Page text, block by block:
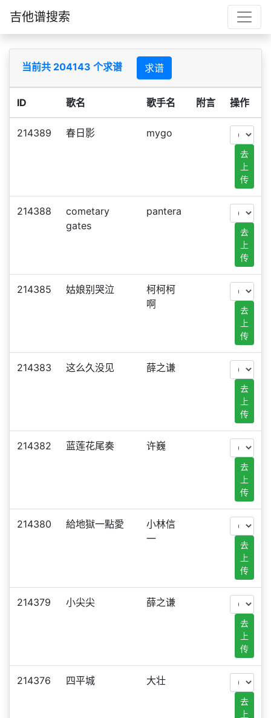
吉他谱搜索
当前共 204143 个求谱 求谱
ID 歌名 歌手名 附言 操作
214389 春日影 mygo
去
上
传
214388
cometary
gates
pantera
去
上
传
214385 姑娘别哭泣
柯柯柯
啊
去
上
传
214383 这么久没见 薛之谦
去
上
传
214382 蓝莲花尾奏 许巍
去
上
传
214380 給地獄一點愛
小林信
一
去
上
传
214379 小尖尖 薛之谦
去
上
传
214376 四平城 大壮
去
上